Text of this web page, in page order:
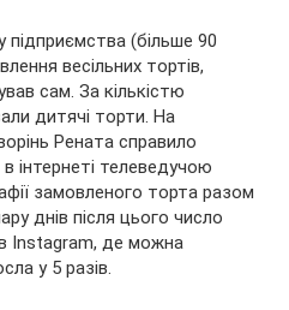
підприємства (більше 90
весільних тортів,
сам. За кількістю
дитячі торти. На
Рената справило
інтернеті телеведучою
замовленого торта разом
днів після цього число
Instagram, де можна
у 5 разів.